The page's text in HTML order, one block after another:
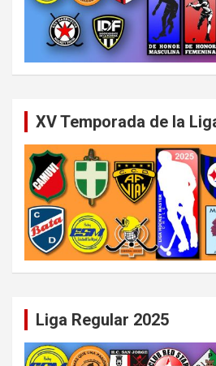
XV Temporada de la
Liga Regular 2025